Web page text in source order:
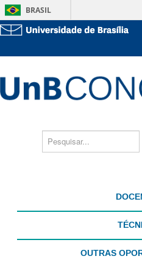
BRASIL
OUTRAS